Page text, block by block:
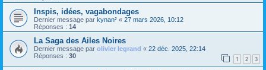
Inspis, idées, vagabondages
Dernier message par kynan² « 27 mars 2026, 10:12
Réponses : 14
La Saga des Ailes Noires
Dernier message par olivier legrand « 22 déc. 2025, 22:14
Réponses : 30 1 2 3